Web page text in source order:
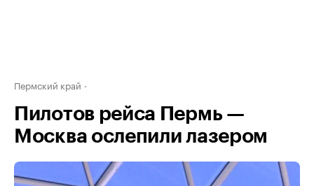
Пермский край
Пилотов рейса Пермь —
Москва ослепили лазером